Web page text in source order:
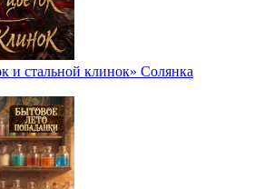
и стальной клинок» Солянка